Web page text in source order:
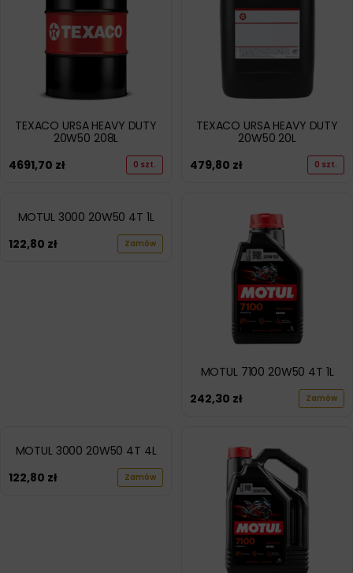
TEXACO URSA HEAVY DUTY
20W50 208L
4691,70 zł 0 szt.
TEXACO URSA HEAVY DUTY
20W50 20L
479,80 zł 0 szt.
MOTUL 3000 20W50 4T 1L
122,80 zł Zamów
MOTUL 7100 20W50 4T 1L
242,30 zł Zamów
MOTUL 3000 20W50 4T 4L
122,80 zł Zamów